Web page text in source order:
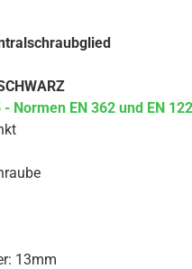
Normen EN 362 und EN
13mm